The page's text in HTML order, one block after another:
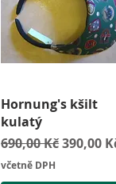
Rychlý náhled
Hornung's kšilt
kulatý
Běžná cena
690,00 Kč390,00
včetně DPH